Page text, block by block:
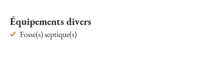
Équipements divers
Fosse(s) septique(s)